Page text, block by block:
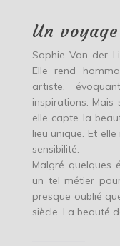
Un
Sophie Van der
Elle rend
artiste,
inspirations.
elle capte la
lieu unique. Et
sensibilité.
Malgré quelques
un tel métier
presque oublié
siècle. La beauté